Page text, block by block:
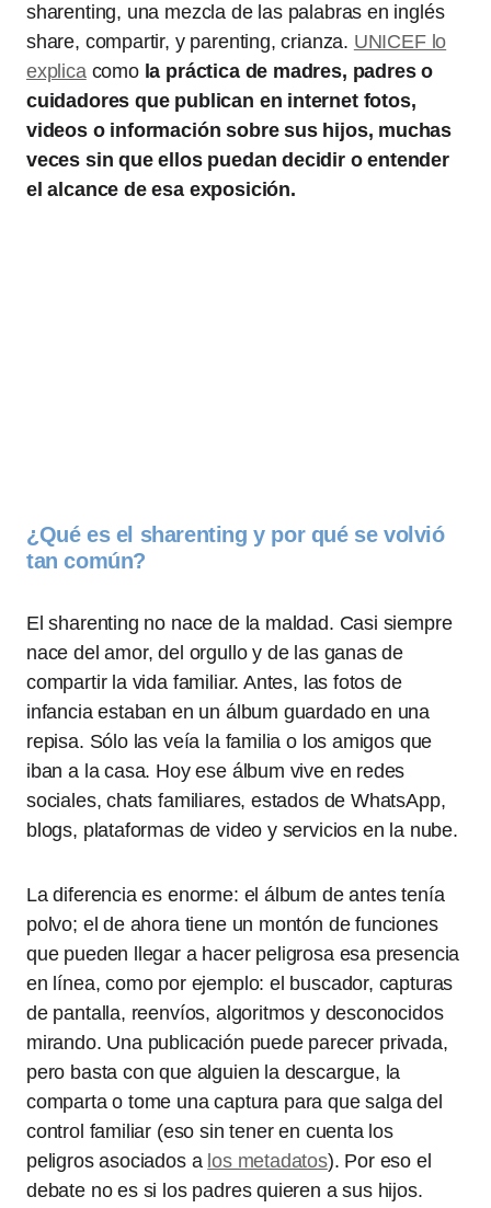
sharenting, una mezcla de las palabras en inglés
share, compartir, y parenting, crianza. UNICEF lo
explicacomola práctica de madres, padres o
cuidadores que publican en internet fotos,
videos o información sobre sus hijos, muchas
veces sin que ellos puedan decidir o entender
el alcance de esa exposición.
¿Qué es el sharenting y por qué se volvió
tan común?
El sharenting no nace de la maldad. Casi siempre
nace del amor, del orgullo y de las ganas de
compartir la vida familiar. Antes, las fotos de
infancia estaban en un álbum guardado en una
repisa. Sólo las veía la familia o los amigos que
iban a la casa. Hoy ese álbum vive en redes
sociales, chats familiares, estados de WhatsApp,
blogs, plataformas de video y servicios en la nube.
La diferencia es enorme: el álbum de antes tenía
polvo; el de ahora tiene un montón de funciones
que pueden llegar a hacer peligrosa esa presencia
en línea, como por ejemplo: el buscador, capturas
de pantalla, reenvíos, algoritmos y desconocidos
mirando. Una publicación puede parecer privada,
pero basta con que alguien la descargue, la
comparta o tome una captura para que salga del
control familiar (eso sin tener en cuenta los
peligros asociados a los metadatos). Por eso el
debate no es si los padres quieren a sus hijos.